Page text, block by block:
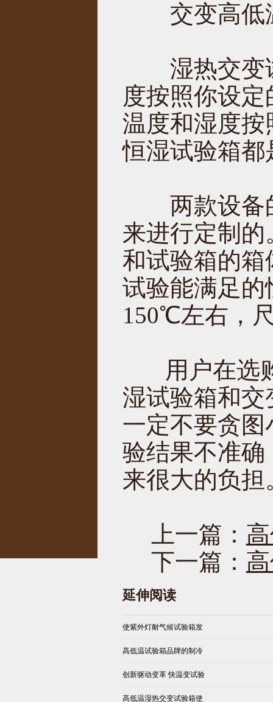
交变高低温
湿热交变试
度按照你设
温度和湿度
恒湿试验箱
两款设备的
来进行定制
和试验箱的
试验能满足
150℃左右，
用户在选购
湿试验箱和交
一定不要贪
验结果不准
来很大的负担
上一篇：
下一篇：
延伸阅读
使紫外灯耐气候试验箱发
高低温试验箱品牌的制冷
创新驱动变革 快温变试验
高低温湿热交变试验箱使